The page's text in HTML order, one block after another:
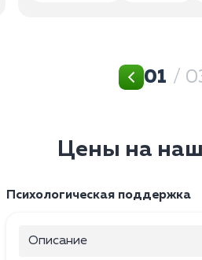
01 /
Цены на
Психологическая поддержка
Описание